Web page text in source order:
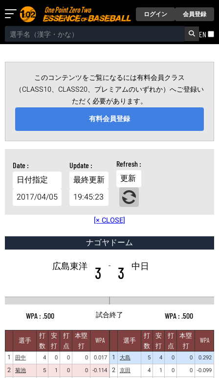
ログイン 会員登録
EN
このコンテンツをご覧になるには有料会員クラス
（CLASS10、CLASS20、プレミアムのいずれか）へご登録い
ただく必要があります。
有料会員登録
日付指定
2017/04/05
最終更新
19:45:23
更新
[× CLOSE]
ナゴヤドーム
広島東洋 3 - 3 中日
.500 試合終了 .500
選手
打
数
安
打
打
点
本塁
打
WPA
1 田中 4 0 0 0 0.017
2 菊池 5 1 0 0 -0.114
選手
打
数
安
打
打
点
本塁
打
WPA
1 大島 5 4 0 0 0.292
2 京田 4 1 0 0 -0.099